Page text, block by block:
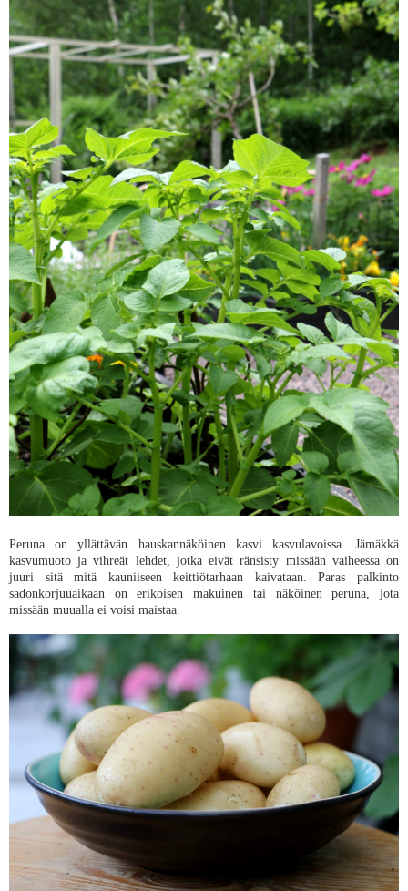
Peruna on yllättävän hauskannäköinen kasvi kasvulavoissa. Jämäkkä
kasvumuoto ja vihreät lehdet, jotka eivät ränsisty missään vaiheessa on
juuri sitä mitä kauniiseen keittiötarhaan kaivataan. Paras palkinto
sadonkorjuuaikaan on erikoisen makuinen tai näköinen peruna, jota
missään muualla ei voisi maistaa.